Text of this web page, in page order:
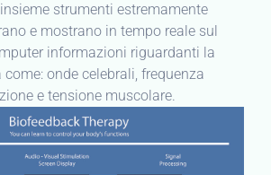
strumenti estremamente
e mostrano in tempo reale sul
informazioni riguardanti la
onde celebrali, frequenza
e tensione muscolare.